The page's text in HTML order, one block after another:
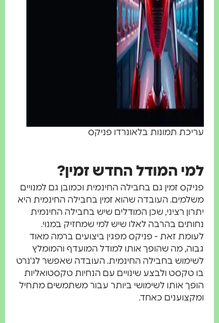
תמונות בלאונרדו פניקס
המודל החדש זמין?
זמין גם בחבילה החינמית וכמובן גם למנויים
העובדה שהוא זמין בחבילה החינמית היא
רציני, שכן המודלים שיש בחבילה החינמית
בהרבה לאלו שיש למי שמחזיק במנוי.
זאת - פניקס מפגין ביצועים ברמה מאוד
מה שהופך אותו למודל המועדף והמומלץ
בחבילה החינמית. העובדה שאפשר לג'נרט
טקסט ולבצע שינויים עם הנחיות טקסטואליות
אותו לשימושי ביותר עבור משתמשים מתחיל
כאחד.